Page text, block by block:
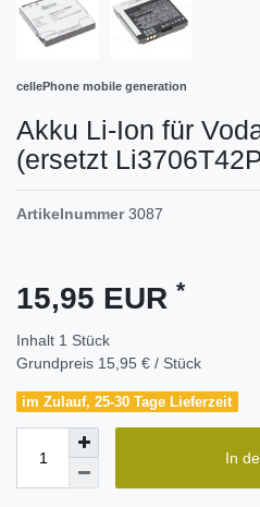
cellePhone mobile generation
Akku Li-Ion für
(ersetzt
Artikelnummer 3087
15,95 EUR *
Inhalt 1 Stück
Grundpreis 15,95 € / Stück
im Zulauf, 25-30 Tage Lieferzeit
In